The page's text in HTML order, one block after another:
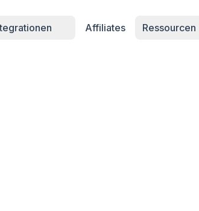
Affiliates Ressourcen